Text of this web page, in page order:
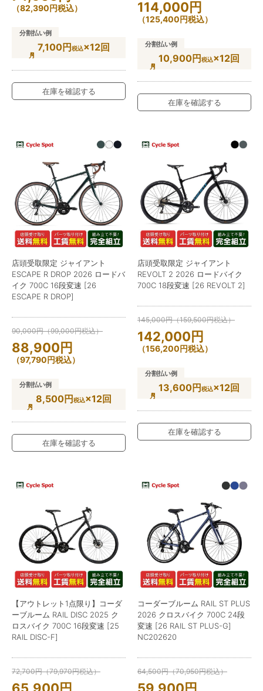
（82,390円税込）
分割払い例
7,100円税込×12回
在庫を確認する
114,000円
（125,400円税込）
分割払い例
10,900円税込×12回
在庫を確認する
店頭受取限定 ジャイアント
ESCAPE R DROP 2026 ロードバ
イク 700C 16段変速 [26
ESCAPE R DROP]
90,000円（99,000円税込）
88,900円
（97,790円税込）
分割払い例
8,500円税込×12回
在庫を確認する
店頭受取限定 ジャイアント
REVOLT 2 2026 ロードバイク
700C 18段変速 [26 REVOLT 2]
145,000円（159,500円税込）
142,000円
（156,200円税込）
分割払い例
13,600円税込×12回
在庫を確認する
【アウトレット1点限り】コーダ
ーブルーム RAIL DISC 2025 ク
ロスバイク 700C 16段変速 [25
RAIL DISC-F]
72,700円（79,970円税込）
65,900円
コーダーブルーム RAIL ST PLUS
2026 クロスバイク 700C 24段
変速 [26 RAIL ST PLUS-G]
NC202620
64,500円（70,950円税込）
59,900円